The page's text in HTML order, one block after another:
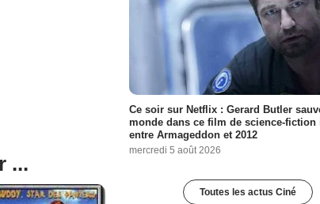
...
Ce soir sur Netflix : Gerard Butler
monde dans ce film de science-fiction
entre Armageddon et 2012
mercredi 5 août 2026
Toutes les actus Ciné